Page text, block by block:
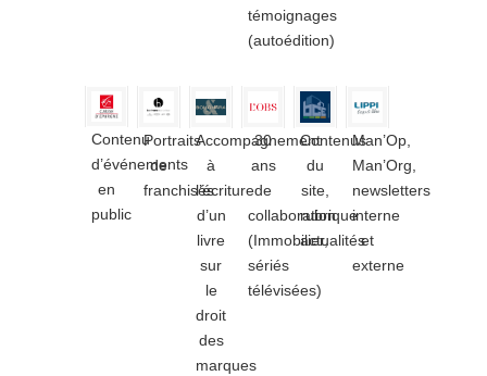
témoignages
(autoédition)
Contenu
d’événements
en
public
Portraits
de
franchisés
Accompagnement
à
l’écriture
d’un
livre
sur
le
droit
des
marques
30
ans
de
collaboration
(Immobilier,
sériés
télévisées)
Contenus
du
site,
rubrique
actualités
Man’Op,
Man’Org,
newsletters
interne
et
externe